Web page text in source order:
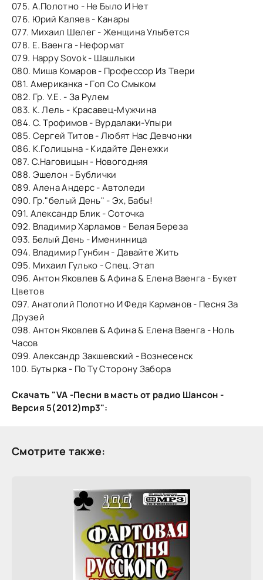
075. А.Полотно - Не Было И Нет
076. Юрий Каляев - Канары
077. Михаил Шелег - Женщина Улыбется
078. Е. Ваенга - Неформат
079. Happy Sovok - Шашлыки
080. Миша Комаров - Профессор Из Твери
081. Американка - Гоп Со Смыком
082. Гр. У.Е. - За Рулем
083. К. Лель - Красавец-Мужчина
084. С. Трофимов - Вурдалаки-Упыри
085. Сергей Титов - Любят Нас Девчонки
086. К.Голицына - Кидайте Денежки
087. С.Наговицын - Новогодняя
088. Эшелон - Бублички
089. Аленa Андерс - Автоледи
090. Гр."белый День" - Эх, Бабы!
091. Александр Блик - Соточка
092. Владимир Харламов - Белая Береза
093. Белый День - Именинница
094. Владимир Гунбин - Давайте Жить
095. Михаил Гулько - Спец. Этап
096. Антон Яковлев & Афина & Елена Ваенга - Букет
Цветов
097. Анатолий Полотно И Федя Карманов - Песня За
Друзей
098. Антон Яковлев & Афина & Елена Ваенга - Ноль
Часов
099. Александр Закшевский - Вознесенск
100. Бутырка - По Ту Сторону Забора
Скачать "VA -Песни в масть от радио Шансон -
Версия 5(2012)mp3":
Смотрите также: